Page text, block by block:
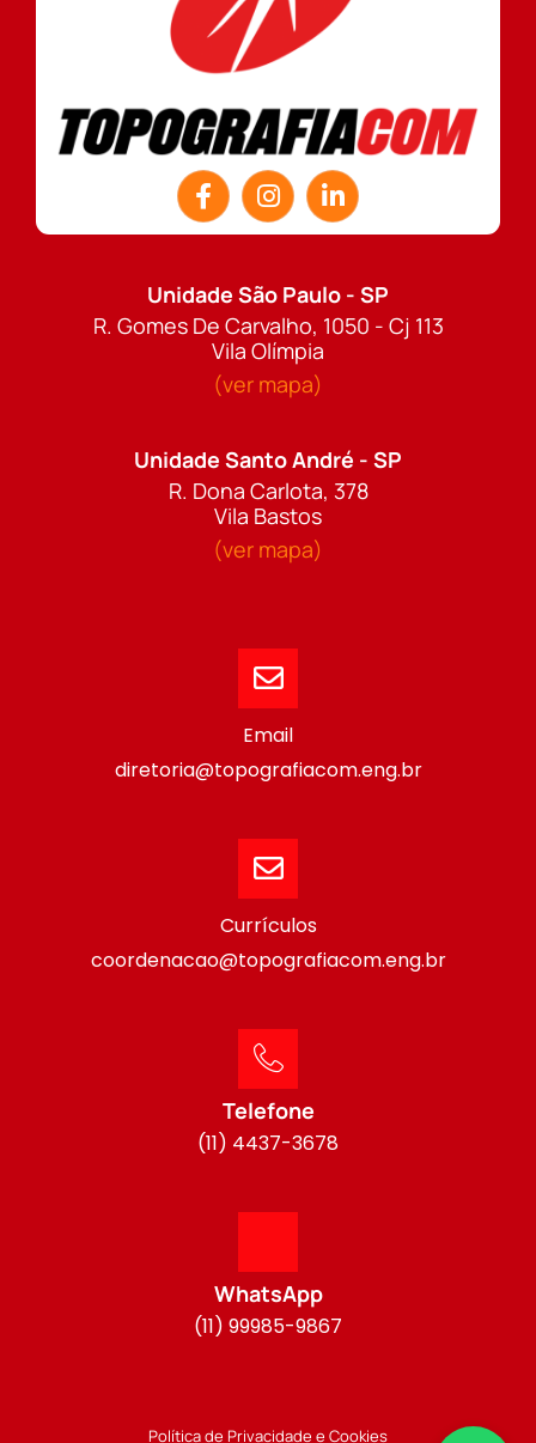
Unidade São Paulo - SP
R. Gomes De Carvalho, 1050 - Cj 113
Vila Olímpia
(ver mapa)
Unidade Santo André - SP
R. Dona Carlota, 378
Vila Bastos
(ver mapa)
Email
diretoria@topografiacom.eng.br
Currículos
coordenacao@topografiacom.eng.br
Telefone
(11) 4437-3678
WhatsApp
(11) 99985-9867
Política de Privacidade e Cookies